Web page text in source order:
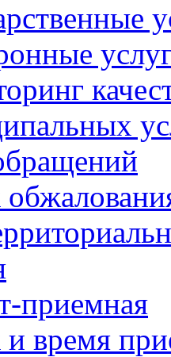
приемная
время